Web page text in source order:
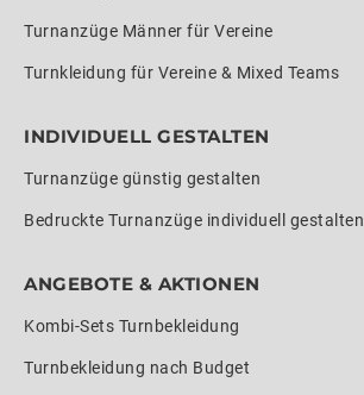
Turnanzüge Männer für Vereine
Turnkleidung für Vereine & Mixed Teams
INDIVIDUELL GESTALTEN
Turnanzüge günstig gestalten
Bedruckte Turnanzüge individuell gestalten
ANGEBOTE & AKTIONEN
Kombi-Sets Turnbekleidung
Turnbekleidung nach Budget